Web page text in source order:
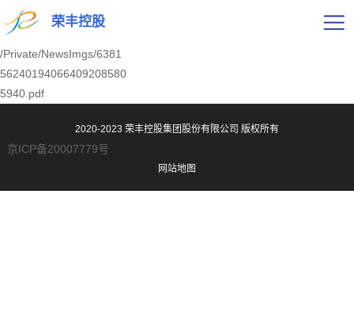
荣丰控股
/Private/NewsImgs/6381
56240194066409208580
5940.pdf
2020-2023 荣丰控股集团股份有限公司 版权所有
京ICP备20007779号
网站地图